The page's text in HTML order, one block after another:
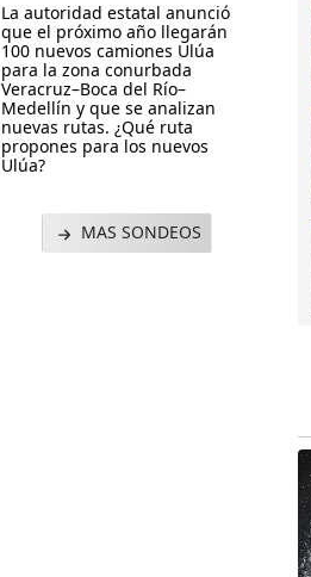
La autoridad estatal anunció
que el próximo año llegarán
100 nuevos camiones Ulúa
para la zona conurbada
Veracruz–Boca del Río–
Medellín y que se analizan
nuevas rutas. ¿Qué ruta
propones para los nuevos
Ulúa?
MAS SONDEOS